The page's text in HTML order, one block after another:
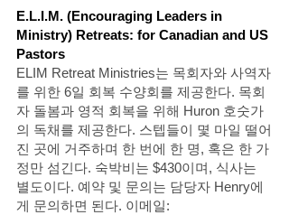
E.L.I.M. (Encouraging Leaders in
Ministry) Retreats: for Canadian and US
Pastors
ELIM Retreat Ministries는 목회자와 사역자
를 위한 6일 회복 수양회를 제공한다. 목회
자 돌봄과 영적 회복을 위해 Huron 호숫가
의 독채를 제공한다. 스텝들이 몇 마일 떨어
진 곳에 거주하며 한 번에 한 명, 혹은 한 가
정만 섬긴다. 숙박비는 $430이며, 식사는
별도이다. 예약 및 문의는 담당자 Henry에
게 문의하면 된다. 이메일: